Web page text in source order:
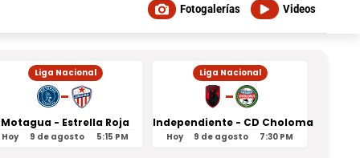
Videos
Fotogalerías
Liga Nacional
-
Motagua - Estrella Roja
Hoy 9 de agosto 5:15 PM
Liga Nacional
-
Independiente - CD Choloma
Hoy 9 de agosto 7:30 PM